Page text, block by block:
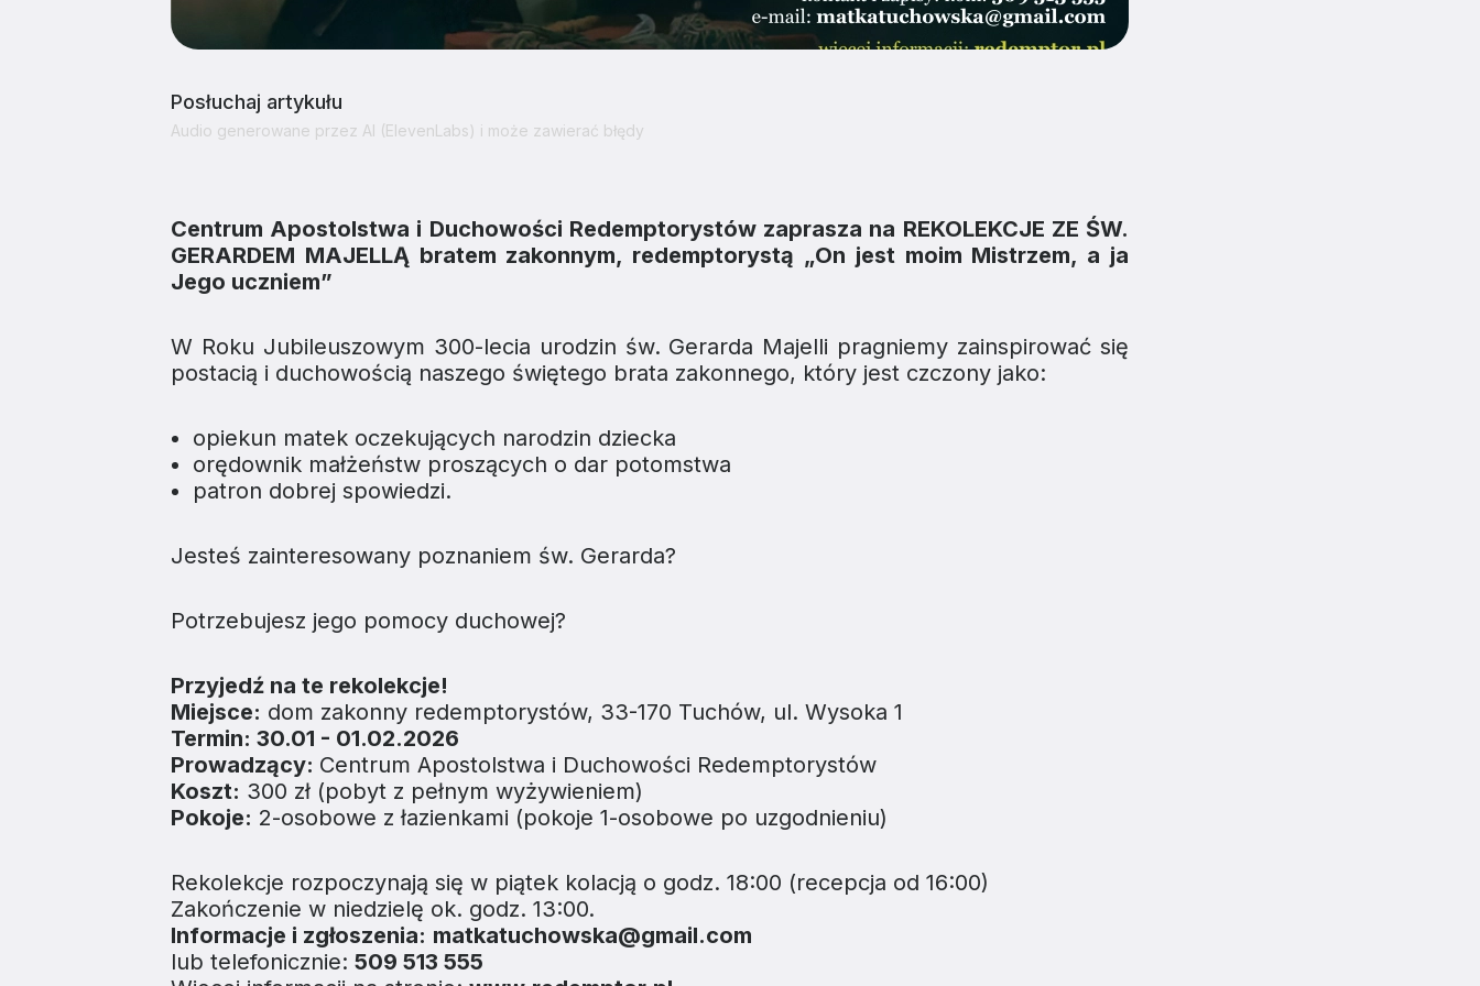
Posłuchaj artykułu
Audio generowane przez AI (ElevenLabs) i może zawierać błędy
Centrum Apostolstwa i Duchowości Redemptorystów zaprasza na REKOLEKCJE ZE ŚW.
GERARDEM MAJELLĄ bratem zakonnym, redemptorystą „On jest moim Mistrzem, a ja
Jego uczniem”
W Roku Jubileuszowym 300-lecia urodzin św. Gerarda Majelli pragniemy zainspirować się
postacią i duchowością naszego świętego brata zakonnego, który jest czczony jako:
opiekun matek oczekujących narodzin dziecka
orędownik małżeństw proszących o dar potomstwa
patron dobrej spowiedzi.
Jesteś zainteresowany poznaniem św. Gerarda?
Potrzebujesz jego pomocy duchowej?
Przyjedź na te rekolekcje!
Miejsce: dom zakonny redemptorystów, 33-170 Tuchów, ul. Wysoka 1
Termin: 30.01 - 01.02.2026
Prowadzący: Centrum Apostolstwa i Duchowości Redemptorystów
Koszt: 300 zł (pobyt z pełnym wyżywieniem)
Pokoje: 2-osobowe z łazienkami (pokoje 1-osobowe po uzgodnieniu)
Rekolekcje rozpoczynają się w piątek kolacją o godz. 18:00 (recepcja od 16:00)
Zakończenie w niedzielę ok. godz. 13:00.
Informacje i zgłoszenia: matkatuchowska@gmail.com
lub telefonicznie: 509 513 555